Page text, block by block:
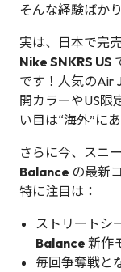
そんな経験ばか
実は、日本で完
Nike SNKRS US
です！人気のAir
開カラーやUS限
い目は“海外”にあ
さらに今、スニ
Balance の最新
特に注目は：
ストリートシ
Balance 新作
毎回争奪戦と